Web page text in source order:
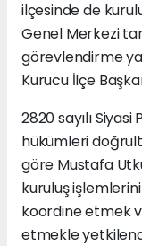
ilçesinde de
Genel Merkezi
görevlendirme
Kurucu İlçe
2820 sayılı
hükümleri
göre Mustafa
kuruluş
koordine etmek
etmekle